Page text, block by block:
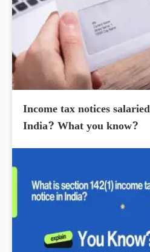
Income tax notices
India? What you know?